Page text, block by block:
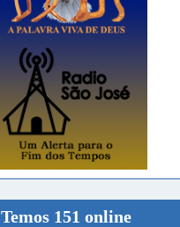
Temos 151 online